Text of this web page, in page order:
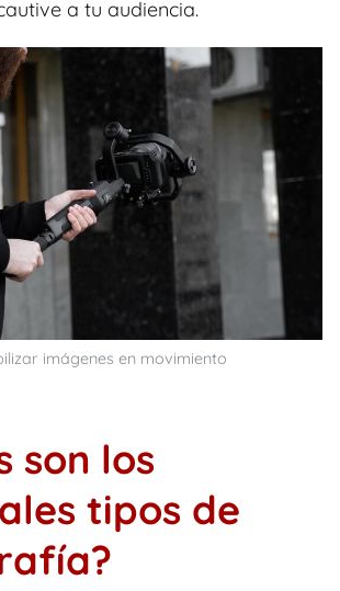
a tu audiencia.
imágenes en movimiento
son los
tipos de